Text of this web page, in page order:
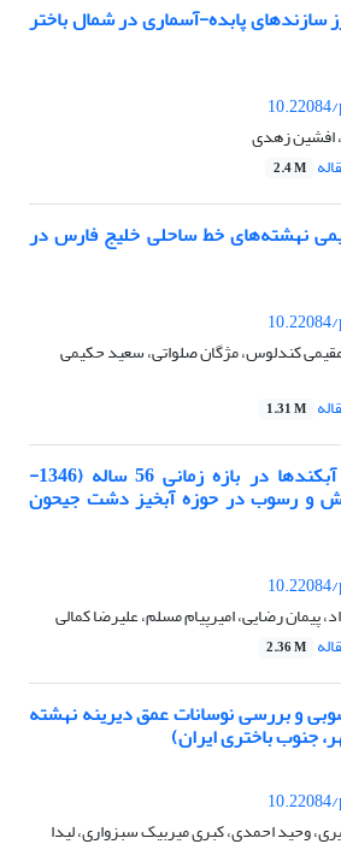
سازندهای پابده-آسماری در شمال باختر
افشین زهدی
2.4 M
نهشته‌های خط ساحلی خلیج فارس در
کندلوس، مژگان صلواتی، سعید حکیمی
1.31 M
ارزیابی روند گسترش آبکندها در بازه زمانی 56 ساله (1346-
و رسوب در حوزه آبخیز دشت جیحون
پیمان رضایی، امیرپیام مسلم، علیرضا کمالی
2.36 M
و بررسی نوسانات عمق دیرینه نهشته
جنوب باختری ایران)
وحید احمدی، کبری میربیک سبزواری، لیدا